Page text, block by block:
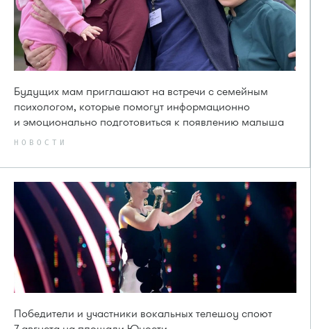
Будущих мам приглашают на встречи с семейным
психологом, которые помогут информационно
и эмоционально подготовиться к появлению малыша
НОВОСТИ
Победители и участники вокальных телешоу споют